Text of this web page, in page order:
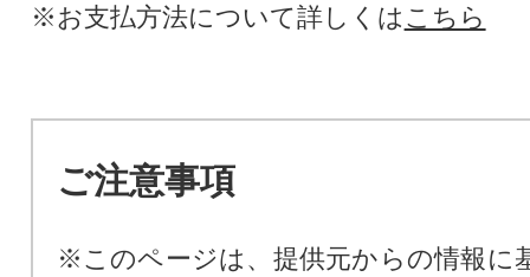
※お支払方法について詳しくは こちら
ご注意事項
※このページは、提供元からの情報に